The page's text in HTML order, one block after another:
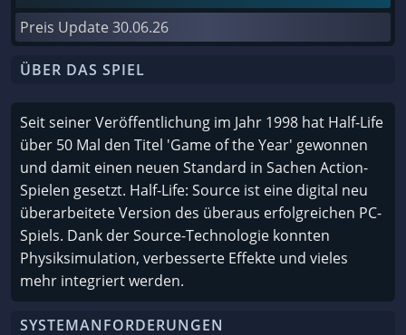
Preis Update 30.06.26
ÜBER DAS SPIEL
Seit seiner Veröffentlichung im Jahr 1998 hat Half-Life
über 50 Mal den Titel 'Game of the Year' gewonnen
und damit einen neuen Standard in Sachen Action-
Spielen gesetzt. Half-Life: Source ist eine digital neu
überarbeitete Version des überaus erfolgreichen PC-
Spiels. Dank der Source-Technologie konnten
Physiksimulation, verbesserte Effekte und vieles
mehr integriert werden.
SYSTEMANFORDERUNGEN